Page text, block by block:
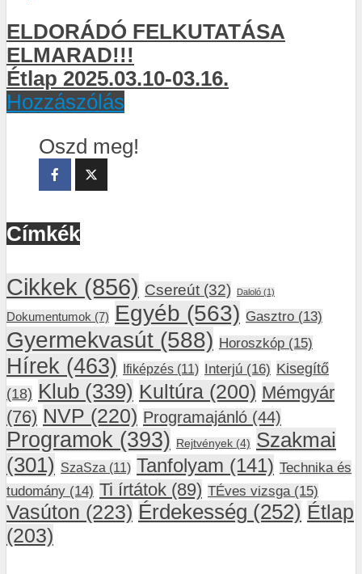
ELDORÁDÓ FELKUTATÁSA
ELMARAD!!!
Étlap 2025.03.10-03.16.
Hozzászólás
Oszd meg!
Címkék
Cikkek (856) Csereút (32) Daloló (1)
Dokumentumok (7) Egyéb (563) Gasztro (13)
Gyermekvasút (588) Horoszkóp (15)
Hírek (463) Ifiképzés (11) Interjú (16) Kisegítő
(18) Klub (339) Kultúra (200) Mémgyár
(76) NVP (220) Programajánló (44)
Programok (393) Rejtvények (4) Szakmai
(301) SzaSza (11) Tanfolyam (141) Technika és
tudomány (14) Ti írtátok (89) TÉves vizsga(15)
Vasúton (223) Érdekesség (252) Étlap
(203)